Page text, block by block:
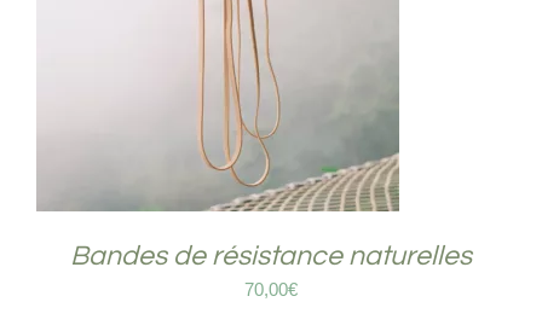
Bandes de résistance naturelles
70,00€